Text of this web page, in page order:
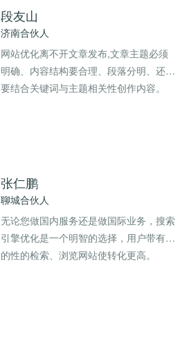
段友山
济南合伙人
网站优化离不开文章发布,文章主题必须
明确、内容结构要合理、段落分明、还要
要结合关键词与主题相关性创作内容。
张仁鹏
聊城合伙人
无论您做国内服务还是做国际业务，搜索
引擎优化是一个明智的选择，用户带有目
的性的检索、浏览网站使转化更高。